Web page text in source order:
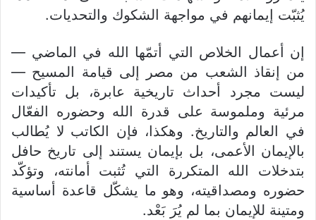
يُثبّت إيمانهم في مواجهة الشكوك والتحديات.
إن أعمال الخلاص التي أتمّها الله في الماضي —
من إنقاذ الشعب من مصر إلى قيامة المسيح —
ليست مجرد أحداث تاريخية عابرة، بل تأكيدات
مرئية وملموسة على قدرة الله وحضوره الفعّال
في العالم والتاريخ. وهكذا، فإن الكاتب لا يُطالب
بالإيمان الأعمى، بل بإيمان يستند إلى تاريخ حافل
بتدخلات الله المتكررة التي تُثبت أمانته، وتؤكّد
حضوره ومصداقيته، وهو ما يشكّل قاعدة أساسية
ومتينة للإيمان بما لم يُرَ بَعْد.